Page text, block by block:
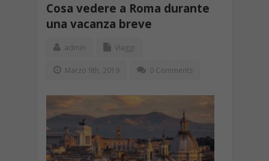
Cosa vedere a Roma durante
una vacanza breve
admin Viaggi
Marzo 9th, 2019 0 Comments